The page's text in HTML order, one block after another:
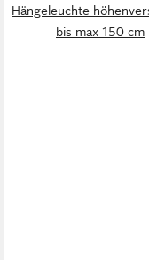
Hängeleuchte
bis max 150 cm